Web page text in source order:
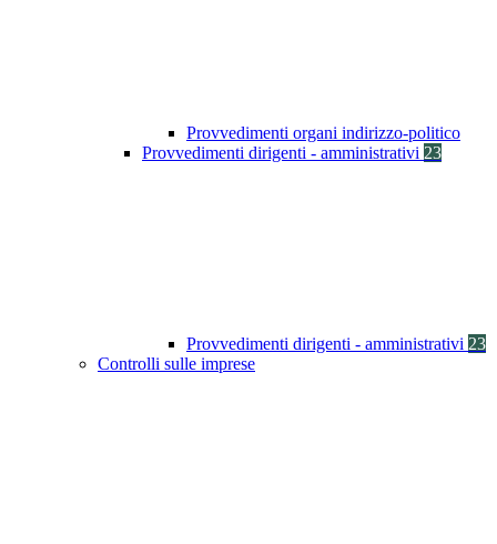
Provvedimenti organi indirizzo-politico
Provvedimenti dirigenti - amministrativi 23
Provvedimenti dirigenti - amministrativi 23
Controlli sulle imprese